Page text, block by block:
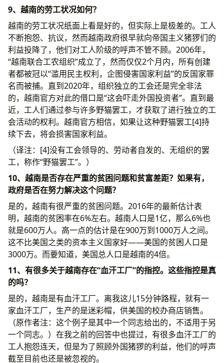
9、越南的劳工状况如何？
越南的劳工状况纸面上看是好的，但实际上是极差的。工人
不断抱怨、抗议，然而越南政府很早就向帝国主义猪猡们的
利益投降了，他们对工人阶级的呼声不管不顾。2006年，
“越南联合工农组织”成立了，然而仅仅2个月内，所有创建
者都被冠以“滥用民主权利，企图侵害国家利益”的反国家罪
名而被捕。直到2020年，组织独立的工会还是完全非法
的，越南官方对此的借口是“这会吓走外国投资者”。直到最
近，工人们通过参与许多野猫罢工，才获取了进行独立的工
会活动的权利。越南官方相信，如果让这种野猫罢工[4]持
续下去，将会损害国家利益。
（译注：[4]没有工会领导的、劳动者自发的、无组织的罢
工，称作“野猫罢工”。）
10、越南是否存在严重的贫困问题和贫富差距？如果有，
政府是否在努力解决这个问题？
是的，越南有很严重的贫困问题。2016年的最新估计表
明，越南的贫困率在6%左右。越南人口是1亿，那么6%也
就是600万人。高一点的估计是在900万到1000万人之间。
这不比美国之类的资本主义国家好——美国的贫困人口是
3000万。而要知道，美国总人口是越南的4倍。
11、有很多关于越南存在“血汗工厂”的指控。这些指控是真
的吗？
是的，越南是有血汗工厂。离我这儿15分钟路程，就有一
家血汗工厂，生产的是迷彩帽，供美国的校办商店销售。
（原作者注：这个例子是其中一个同志给出的，不适用于另
一个同志。）在我之前的回答中也提过，有很多血汗工厂的
工人抱怨连天，但是为了照顾外国猪猡的利益，他们的呼声
截至目前也还是被忽视的。